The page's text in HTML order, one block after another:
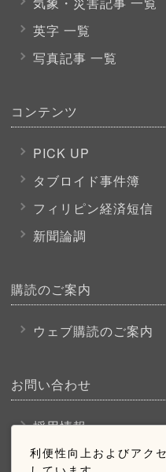
利便性向上およびアク
英字 一覧
写真記事 一覧
コンテンツ
PICK UP
タブロイド事件簿
フィリピン経済短信
新聞論調
購読のご案内
ウェブ購読のご案内
お問い合わせ
採用情報
お問い合わせ